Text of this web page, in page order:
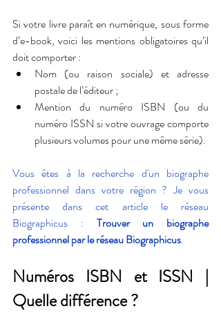
Si votre livre paraît en numérique, sous forme
d’e-book, voici les mentions obligatoires qu’il
doit comporter :
Nom (ou raison sociale) et adresse
postale de l’éditeur ;
Mention du numéro ISBN (ou du
numéro ISSN si votre ouvrage comporte
plusieurs volumes pour une même série).
Vous êtes à la recherche d'un biographe
professionnel dans votre région ? Je vous
présente dans cet article le réseau
Biographicus : Trouver un biographe
professionnel par le réseau Biographicus.
Numéros ISBN et ISSN |
Quelle différence ?